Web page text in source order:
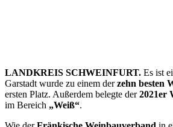
LANDKREIS SCHWEINFURT. Es ist
Garstadt wurde zu einem derzehn besten
ersten Platz. Außerdem belegte der2021er
im Bereich „Weiß“.